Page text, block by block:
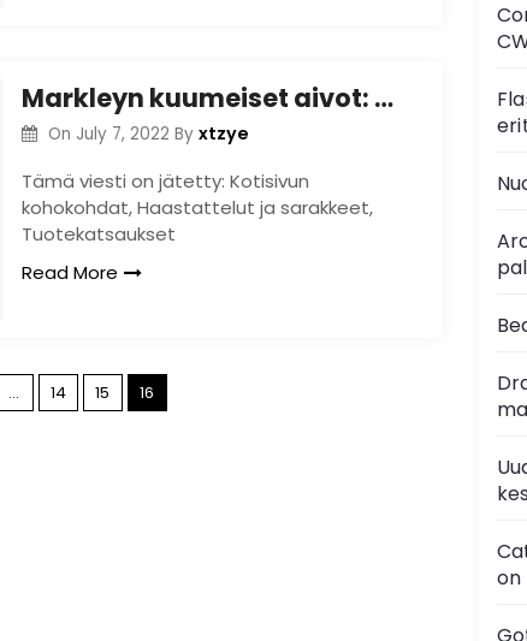
Markleyn kuumeiset aivot: Wild, Wild West
On July 7, 2022 By xtzye
Tämä viesti on jätetty: Kotisivun
kohokohdat, Haastattelut ja sarakkeet,
Tuotekatsaukset
Read More
P
… 14 15 16
on